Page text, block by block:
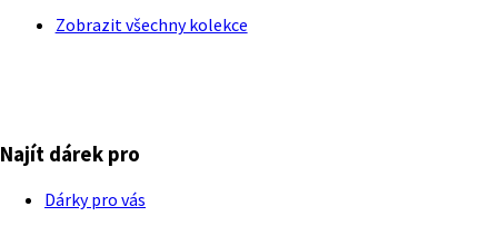
Zobrazit všechny kolekce
Najít dárek pro
Dárky pro vás